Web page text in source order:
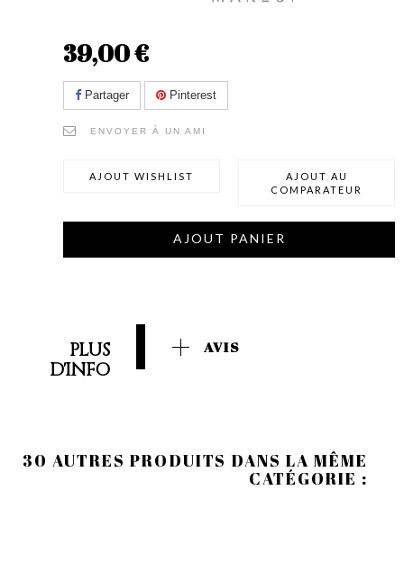
39,00 €
Partager Pinterest
ENVOYER À UN AMI
AJOUT WISHLIST
AJOUT AU
COMPARATEUR
AJOUT PANIER
PLUS
D'INFO
AVIS
30 AUTRES PRODUITS DANS LA MÊME
CATÉGORIE :